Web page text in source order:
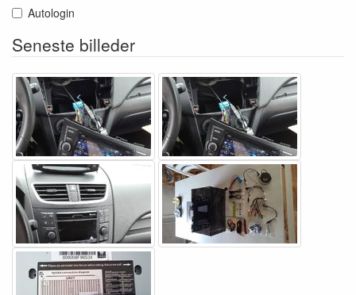
Autologin
Seneste billeder